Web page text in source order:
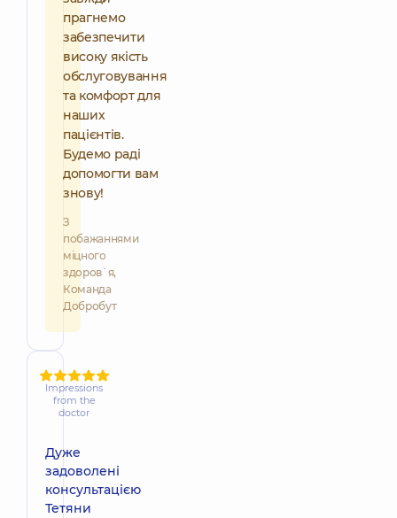
прагнемо
забезпечити
високу якість
обслуговування
та комфорт для
наших
пацієнтів.
Будемо раді
допомогти вам
знову!
З
побажаннями
міцного
здоров`я,
Команда
Добробут
Impressions
from the
doctor
Дуже
задоволені
консультацією
Тетяни